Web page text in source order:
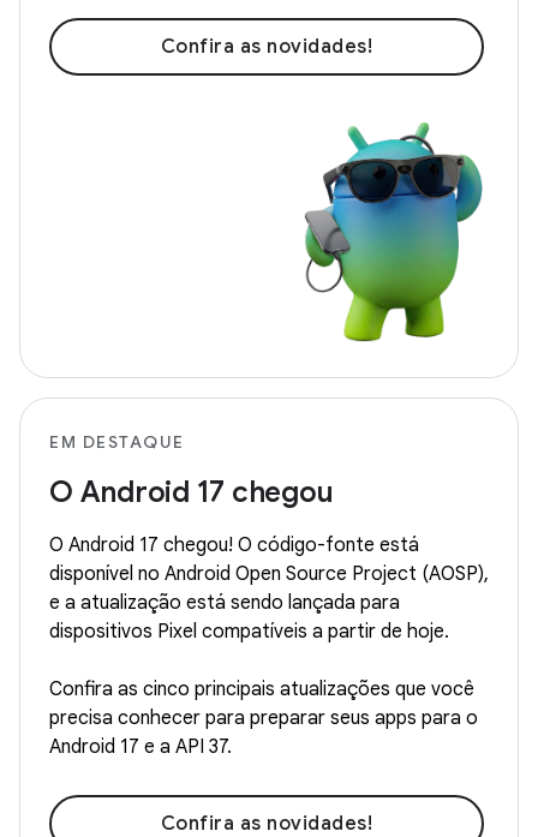
Confira as novidades!
EM DESTAQUE
O Android 17 chegou
O Android 17 chegou! O código-fonte está
disponível no Android Open Source Project (AOSP),
e a atualização está sendo lançada para
dispositivos Pixel compatíveis a partir de hoje.
Confira as cinco principais atualizações que você
precisa conhecer para preparar seus apps para o
Android 17 e a API 37.
Confira as novidades!